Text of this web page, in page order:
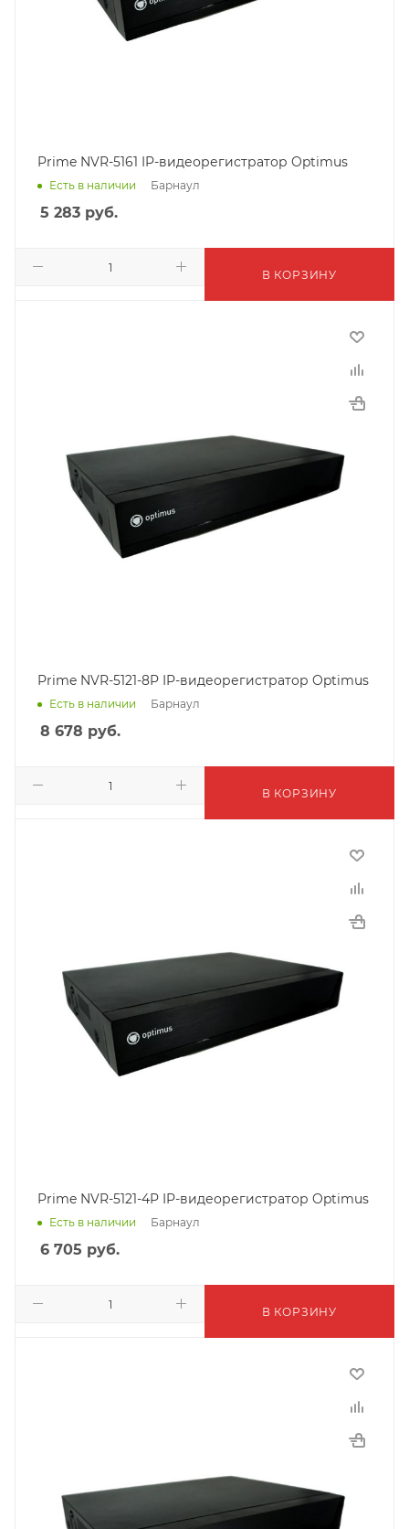
Prime NVR-5161 IP-видеорегистратор Optimus
Есть в наличии Барнаул
5 283 руб.
В КОРЗИНУ
Prime NVR-5121-8P IP-видеорегистратор Optimus
Есть в наличии Барнаул
8 678 руб.
В КОРЗИНУ
Prime NVR-5121-4P IP-видеорегистратор Optimus
Есть в наличии Барнаул
6 705 руб.
В КОРЗИНУ